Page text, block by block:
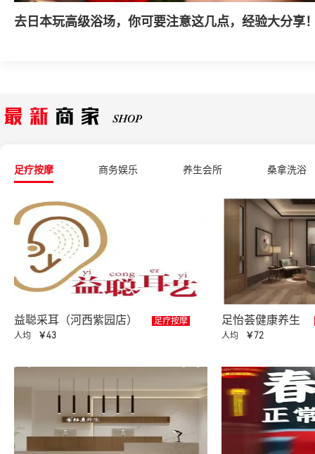
什么是家庭式丝足会所？
足疗按摩 商务娱乐 养生会所 桑拿洗浴
益聪采耳（河西紫园店）
足疗按摩
人均
￥43
足怡荟健康养生
人均 ￥72